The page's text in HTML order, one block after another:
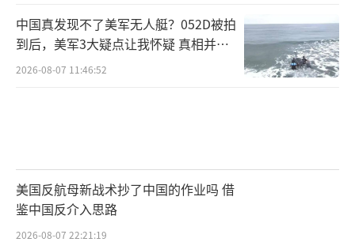
中国真发现不了美军无人艇？052D被拍
到后，美军3大疑点让我怀疑 真相并非
如此
2026-08-07 11:46:52
美国反航母新战术抄了中国的作业吗 借
鉴中国反介入思路
2026-08-07 22:21:19